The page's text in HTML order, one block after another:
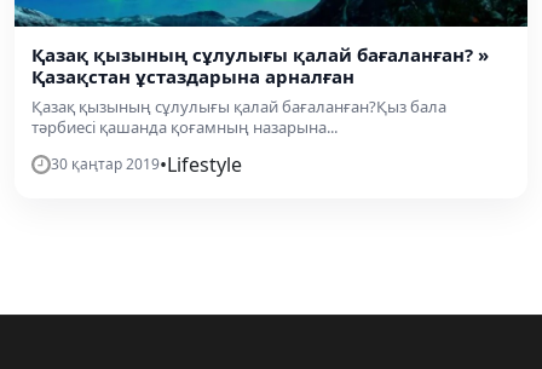
Қазақ қызының сұлулығы қалай бағаланған? »
Қазақстан ұстаздарына арналған
Қазақ қызының сұлулығы қалай бағаланған?Қыз бала
тәрбиесі қашанда қоғамның назарына...
30 қаңтар 2019•Lifestyle